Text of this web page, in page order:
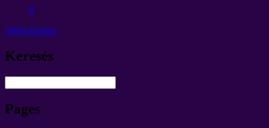
8
Older Entries
Keresés
Pages